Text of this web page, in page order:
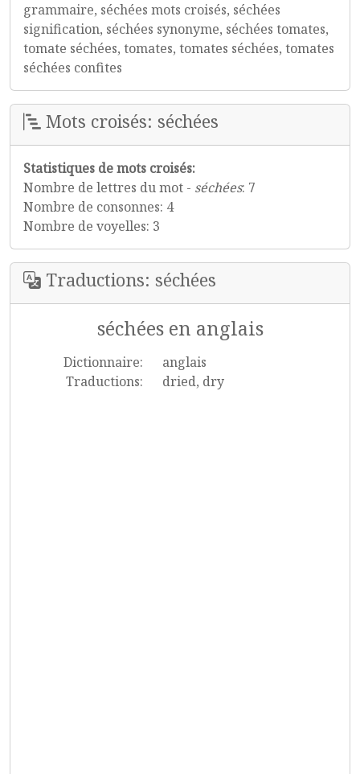
grammaire, séchées mots croisés, séchées
signification, séchées synonyme, séchées tomates,
tomate séchées, tomates, tomates séchées, tomates
séchées confites
Mots croisés: séchées
Statistiques de mots croisés:
Nombre de lettres du mot - séchées: 7
Nombre de consonnes: 4
Nombre de voyelles: 3
Traductions: séchées
séchées en anglais
Dictionnaire:
anglais
Traductions:
dried, dry